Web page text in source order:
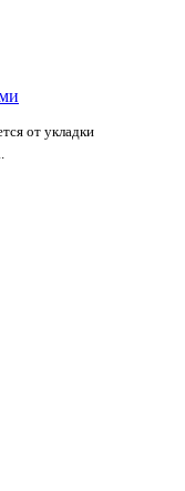
от укладки